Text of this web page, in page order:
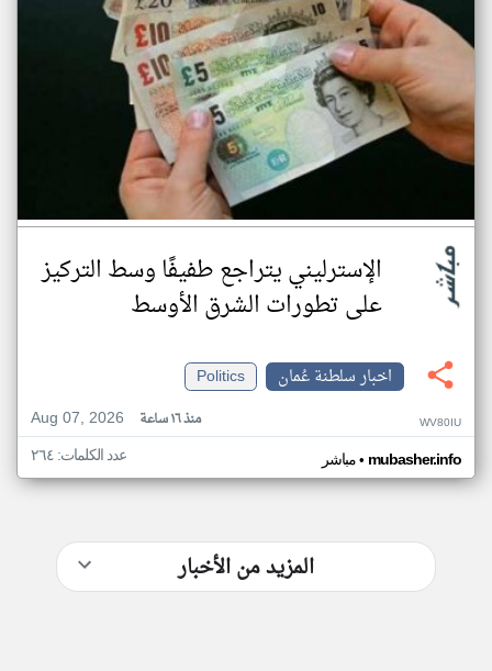
الإسترليني يتراجع طفيفًا وسط التركيز
على تطورات الشرق الأوسط
اخبار سلطنة عُمان
Politics
Aug 07, 2026
منذ ١٦ ساعة WV80IU
مباشر• mubasher.info عدد الكلمات: ٢٦٤
المزيد من الأخبار